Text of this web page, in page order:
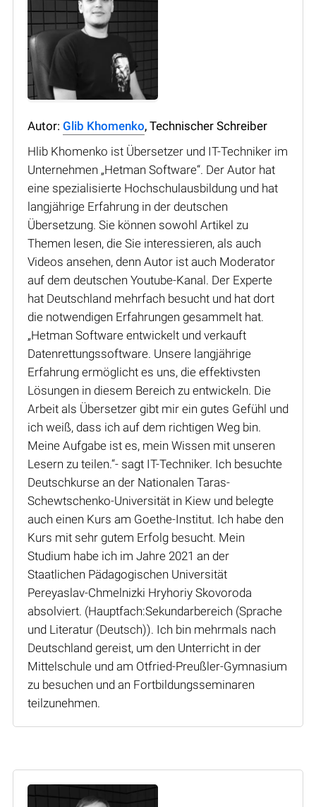
Autor: Glib Khomenko, Technischer Schreiber
Hlib Khomenko ist Übersetzer und IT-Techniker im
Unternehmen „Hetman Software“. Der Autor hat
eine spezialisierte Hochschulausbildung und hat
langjährige Erfahrung in der deutschen
Übersetzung. Sie können sowohl Artikel zu
Themen lesen, die Sie interessieren, als auch
Videos ansehen, denn Autor ist auch Moderator
auf dem deutschen Youtube-Kanal. Der Experte
hat Deutschland mehrfach besucht und hat dort
die notwendigen Erfahrungen gesammelt hat.
„Hetman Software entwickelt und verkauft
Datenrettungssoftware. Unsere langjährige
Erfahrung ermöglicht es uns, die effektivsten
Lösungen in diesem Bereich zu entwickeln. Die
Arbeit als Übersetzer gibt mir ein gutes Gefühl und
ich weiß, dass ich auf dem richtigen Weg bin.
Meine Aufgabe ist es, mein Wissen mit unseren
Lesern zu teilen.“- sagt IT-Techniker. Ich besuchte
Deutschkurse an der Nationalen Taras-
Schewtschenko-Universität in Kiew und belegte
auch einen Kurs am Goethe-Institut. Ich habe den
Kurs mit sehr gutem Erfolg besucht. Mein
Studium habe ich im Jahre 2021 an der
Staatlichen Pädagogischen Universität
Pereyaslav-Chmelnizki Hryhoriy Skovoroda
absolviert. (Hauptfach:Sekundarbereich (Sprache
und Literatur (Deutsch)). Ich bin mehrmals nach
Deutschland gereist, um den Unterricht in der
Mittelschule und am Otfried-Preußler-Gymnasium
zu besuchen und an Fortbildungsseminaren
teilzunehmen.